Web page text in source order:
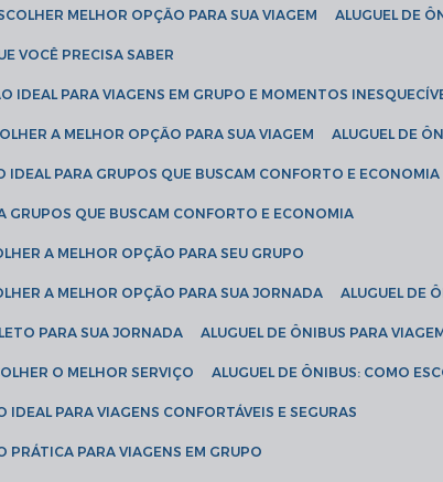
MELHOR OPÇÃO PARA SUA VIAGEM ALUGUEL DE
VOCÊ PRECISA SABER
IDEAL PARA VIAGENS EM GRUPO E MOMENTOS
A MELHOR OPÇÃO PARA SUA VIAGEM ALUGUEL DE
IDEAL PARA GRUPOS QUE BUSCAM CONFORTO E ECONOMIA
GRUPOS QUE BUSCAM CONFORTO E ECONOMIA
A MELHOR OPÇÃO PARA SEU GRUPO
A MELHOR OPÇÃO PARA SUA JORNADA ALUGUEL DE
PARA SUA JORNADA ALUGUEL DE ÔNIBUS PARA
O MELHOR SERVIÇO ALUGUEL DE ÔNIBUS: COMO
IDEAL PARA VIAGENS CONFORTÁVEIS E SEGURAS
PRÁTICA PARA VIAGENS EM GRUPO